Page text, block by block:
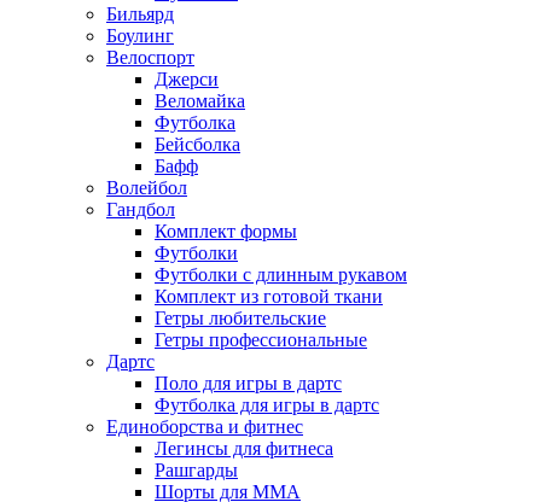
Бильярд
Боулинг
Велоспорт
Джерси
Веломайка
Футболка
Бейсболка
Бафф
Волейбол
Гандбол
Комплект формы
Футболки
Футболки с длинным рукавом
Комплект из готовой ткани
Гетры любительские
Гетры профессиональные
Дартс
Поло для игры в дартс
Футболка для игры в дартс
Единоборства и фитнес
Легинсы для фитнеса
Рашгарды
Шорты для MMA